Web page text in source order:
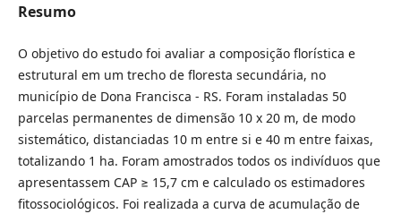
Resumo
O objetivo do estudo foi avaliar a composição florística e
estrutural em um trecho de floresta secundária, no
município de Dona Francisca - RS. Foram instaladas 50
parcelas permanentes de dimensão 10 x 20 m, de modo
sistemático, distanciadas 10 m entre si e 40 m entre faixas,
totalizando 1 ha. Foram amostrados todos os indivíduos que
apresentassem CAP ≥ 15,7 cm e calculado os estimadores
fitossociológicos. Foi realizada a curva de acumulação de